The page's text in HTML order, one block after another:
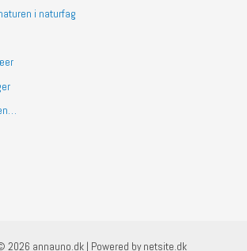
i naturfag
2026 annauno.dk | Powered by netsite.dk